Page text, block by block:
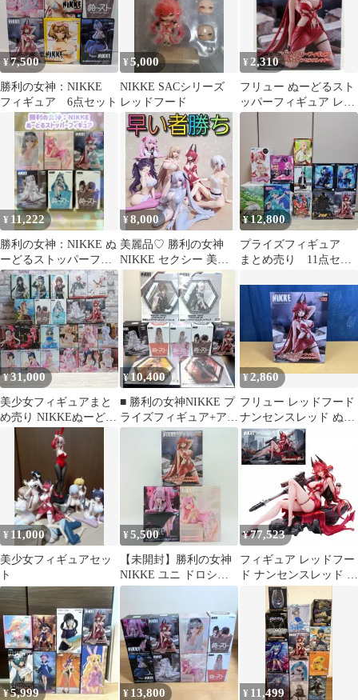
¥7,500
勝利の女神：NIKKE
フィギュア 6点セット
¥5,000
NIKKE SACシリーズ
レッドフード
¥ 2,310
フリュー ぬーどるスト
ッパーフィギュア レッ
ドフード・ナンセンス
レッド
¥ 11,222
勝利の女神：NIKKE ぬ
ーどるストッパーフィ
ギュア 6種セット
¥8,000
美麗品♡ 勝利の女神
NIKKE セクシー 美少
女 フィギュア まとめ売
¥12,800
プライズフィギュア
まとめ売り 11点セッ
部箱傷有
¥ 31,000
美少女フィギュアまと
め売り NIKKEぬーどる
アークナイツ ブルアカ
ガルクラ
¥10,400
■ 勝利の女神NIKKE プ
ライズフィギュア+アク
リルスタンド
¥2,860
フリュー レッドフード
ナンセンスレッド ぬー
どるストッパーフィギ
ュア 勝利の女
神:NIKKE
¥ 11,000
美少女フィギュアセッ
ト
¥5,500
【未開封】勝利の女神
NIKKE ユニ ドロシー
レッドフード フィギュ
り フリュー FuRyu ぬー
どるストッパーフィギ
ュア ぬースト ニケ ノ
スタルジア ナンセンス
レッド プライズ 美少女
C-21-4
¥77,523
フィギュア レッドフー
ド ナンセンスレッド 豪
華版 「勝利の女
神:NIKKE」 1/4 塗装済
み完成品【14日以内発
¥5,999 ¥ 13,800 ¥ 11,499